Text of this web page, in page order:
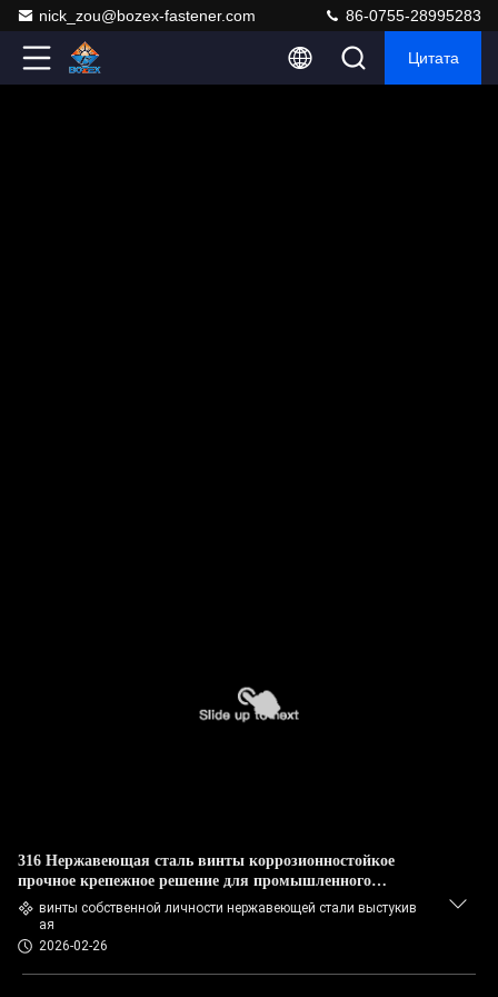
nick_zou@bozex-fastener.com 86-0755-28995283
Цитата
316 Нержавеющая сталь винты коррозионностойкое
прочное крепежное решение для промышленного
строительства и машиностроения
винты собственной личности нержавеющей стали выстукив
ая
2026-02-26